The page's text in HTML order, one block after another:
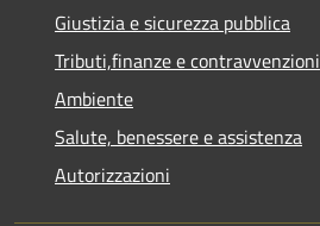
Giustizia e sicurezza pubblica
Tributi,finanze e contravvenzioni
Ambiente
Salute, benessere e assistenza
Autorizzazioni